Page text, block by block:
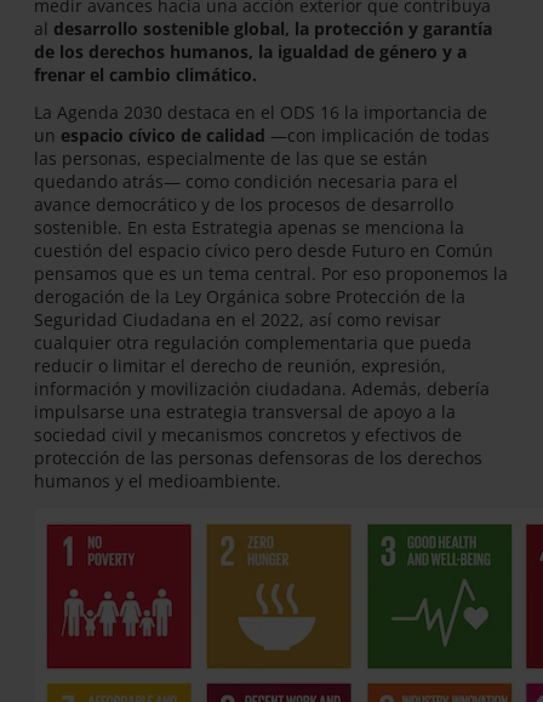
medir avances hacia una acción exterior que contribuya
al desarrollo sostenible global, la protección y garantía
de los derechos humanos, la igualdad de género y a
frenar el cambio climático.
La Agenda 2030 destaca en el ODS 16 la importancia de
un espacio cívico de calidad —con implicación de todas
las personas, especialmente de las que se están
quedando atrás— como condición necesaria para el
avance democrático y de los procesos de desarrollo
sostenible. En esta Estrategia apenas se menciona la
cuestión del espacio cívico pero desde Futuro en Común
pensamos que es un tema central. Por eso proponemos la
derogación de la Ley Orgánica sobre Protección de la
Seguridad Ciudadana en el 2022, así como revisar
cualquier otra regulación complementaria que pueda
reducir o limitar el derecho de reunión, expresión,
información y movilización ciudadana. Además, debería
impulsarse una estrategia transversal de apoyo a la
sociedad civil y mecanismos concretos y efectivos de
protección de las personas defensoras de los derechos
humanos y el medioambiente.